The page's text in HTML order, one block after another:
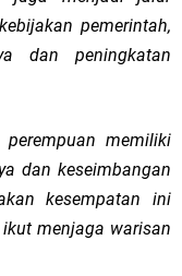
pemerintah,
dan peningkatan
memiliki
dan keseimbangan
kesempatan ini
menjaga warisan